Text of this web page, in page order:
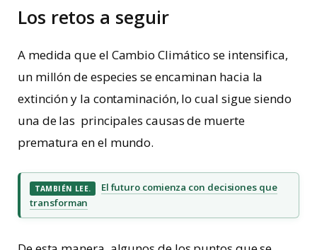
Los retos a seguir
A medida que el Cambio Climático se intensifica,
un millón de especies se encaminan hacia la
extinción y la contaminación, lo cual sigue siendo
una de las principales causas de muerte
prematura en el mundo.
TAMBIÉN LEE.
El futuro comienza con decisiones que
transforman